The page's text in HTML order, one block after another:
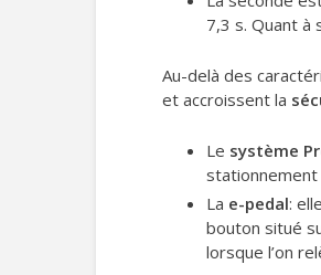
7,3 s. Quant à
Au-delà des
et accroissent la
Le système
stationnement
La e-pedal:
bouton situé
lorsque l’on